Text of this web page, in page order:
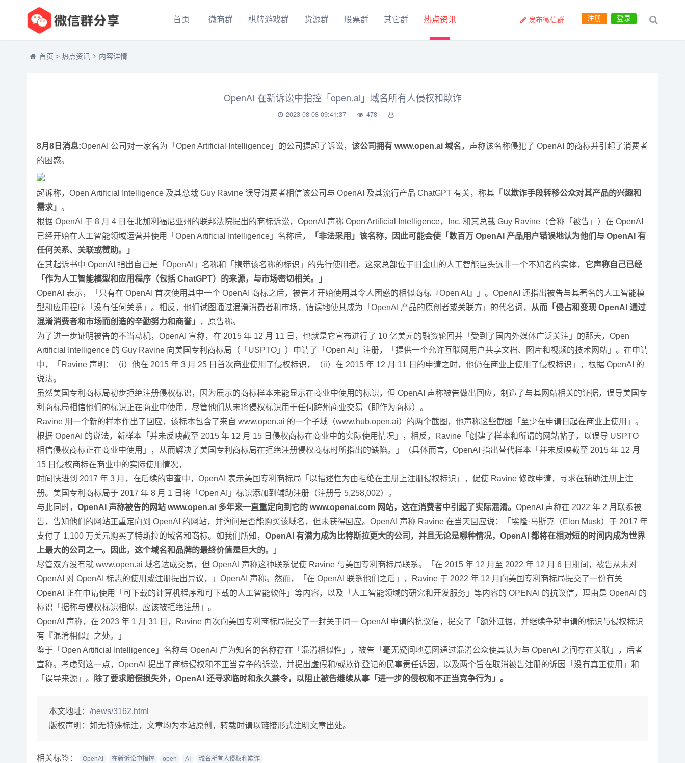
首页 微商群 棋牌游戏群 货源群 股票群 其它群 热点资讯 登录
注册
发布微信群
首页 > 热点资讯 内容详情
OpenAI 在新诉讼中指控「open.ai」域名所有人侵权和欺诈
2023-08-08 09:41:37 478
8月8日消息:OpenAI 公司对一家名为「Open Artificial Intelligence」的公司提起了诉讼， 该公司拥有 www.open.ai 域名，声称该名称侵犯了 OpenAI 的商标并引起了消费者
的困惑。
起诉称，Open Artificial Intelligence 及其总裁 Guy Ravine 误导消费者相信该公司与 OpenAI 及其流行产品 ChatGPT 有关，称其 「以欺诈手段转移公众对其产品的兴趣和
需求」 。
根据 OpenAI 于 8 月 4 日在北加利福尼亚州的联邦法院提出的商标诉讼，OpenAI 声称 Open Artificial Intelligence，Inc. 和其总裁 Guy Ravine（合称「被告」）在 OpenAI
已经开始在人工智能领域运营并使用「Open Artificial Intelligence」名称后，
「非法采用」该名称，因此可能会使「数百万 OpenAI 产品用户错误地认为他们与 OpenAI 有
任何关系、关联或赞助。」
在其起诉书中 OpenAI 指出自己是「OpenAI」名称和「携带该名称的标识」的先行使用者。这家总部位于旧金山的人工智能巨头远非一个不知名的实体， 它声称自己已经
「作为人工智能模型和应用程序（包括 ChatGPT）的来源，与市场密切相关。」
OpenAI 表示，「只有在 OpenAI 首次使用其中一个 OpenAI 商标之后，被告才开始使用其令人困惑的相似商标『Open AI』」。OpenAI 还指出被告与其著名的人工智能模
型和应用程序「没有任何关系」。相反，他们试图通过混淆消费者和市场，错误地使其成为「OpenAI 产品的原创者或关联方」的代名词， 从而「侵占和变现 OpenAI 通过
混淆消费者和市场而创造的辛勤努力和商誉」
，原告称。
为了进一步证明被告的不当动机，OpenAI 宣称，在 2015 年 12 月 11 日，也就是它宣布进行了 10 亿美元的融资轮回并「受到了国内外媒体广泛关注」的那天，Open
Artificial Intelligence 的 Guy Ravine 向美国专利商标局（「USPTO」）申请了「Open AI」注册，「提供一个允许互联网用户共享文档、图片和视频的技术网站」。在申请
中，「Ravine 声明：（i）他在 2015 年 3 月 25 日首次商业使用了侵权标识，（ii）在 2015 年 12 月 11 日的申请之时，他仍在商业上使用了侵权标识」，根据 OpenAI 的
说法。
虽然美国专利商标局初步拒绝注册侵权标识，因为展示的商标样本未能显示在商业中使用的标识，但 OpenAI 声称被告做出回应，制造了与其网站相关的证据，误导美国专
利商标局相信他们的标识正在商业中使用，尽管他们从未将侵权标识用于任何跨州商业交易（即作为商标）。
Ravine 用一个新的样本作出了回应，该标本包含了来自 www.open.ai 的一个子域（www.hub.open.ai）的两个截图，他声称这些截图「至少在申请日起在商业上使用」。
根据 OpenAI 的说法，新样本「并未反映截至 2015 年 12 月 15 日侵权商标在商业中的实际使用情况」，相反，Ravine「创建了样本和所谓的网站帖子，以误导 USPTO
相信侵权商标正在商业中使用」，从而解决了美国专利商标局在拒绝注册侵权商标时所指出的缺陷。」（具体而言，OpenAI 指出替代样本「并未反映截至 2015 年 12 月
15 日侵权商标在商业中的实际使用情况，
时间快进到 2017 年 3 月，在后续的审查中，OpenAI 表示美国专利商标局「以描述性为由拒绝在主册上注册侵权标识」，促使 Ravine 修改申请，寻求在辅助注册上注
册。美国专利商标局于 2017 年 8 月 1 日将「Open AI」标识添加到辅助注册（注册号 5,258,002）。
与此同时， OpenAI 声称被告的网站 www.open.ai 多年来一直重定向到它的 www.openai.com 网站，这在消费者中引起了实际混淆。 OpenAI 声称在 2022 年 2 月联系被
告，告知他们的网站正重定向到 OpenAI 的网站，并询问是否能购买该域名，但未获得回应。OpenAI 声称 Ravine 在当天回应说：「埃隆·马斯克（Elon Musk）于 2017 年
支付了 1,100 万美元购买了特斯拉的域名和商标。如我们所知， OpenAI 有潜力成为比特斯拉更大的公司，并且无论是哪种情况，OpenAI 都将在相对短的时间内成为世界
上最大的公司之一。因此，这个域名和品牌的最终价值是巨大的。
」
尽管双方没有就 www.open.ai 域名达成交易，但 OpenAI 声称这种联系促使 Ravine 与美国专利商标局联系。「在 2015 年 12 月至 2022 年 12 月 6 日期间，被告从未对
OpenAI 对 OpenAI 标志的使用或注册提出异议，」OpenAI 声称。然而，「在 OpenAI 联系他们之后」，Ravine 于 2022 年 12 月向美国专利商标局提交了一份有关
OpenAI 正在申请使用「可下载的计算机程序和可下载的人工智能软件」等内容，以及「人工智能领域的研究和开发服务」等内容的 OPENAI 的抗议信，理由是 OpenAI 的
标识「据称与侵权标识相似，应该被拒绝注册」。
OpenAI 声称，在 2023 年 1 月 31 日，Ravine 再次向美国专利商标局提交了一封关于同一 OpenAI 申请的抗议信，提交了「额外证据，并继续争辩申请的标识与侵权标识
有『混淆相似』之处。」
鉴于「Open Artificial Intelligence」名称与 OpenAI 广为知名的名称存在「混淆相似性」，被告「毫无疑问地意图通过混淆公众使其认为与 OpenAI 之间存在关联」，后者
宣称。考虑到这一点，OpenAI 提出了商标侵权和不正当竞争的诉讼，并提出虚假和/或欺诈登记的民事责任诉因，以及两个旨在取消被告注册的诉因「没有真正使用」和
「误导来源」。
除了要求赔偿损失外，OpenAI 还寻求临时和永久禁令，以阻止被告继续从事「进一步的侵权和不正当竞争行为」。
本文地址： /news/3162.html
版权声明： 如无特殊标注，文章均为本站原创，转载时请以链接形式注明文章出处。
相关标签： OpenAI 在新诉讼中指控 open AI 域名所有人侵权和欺诈